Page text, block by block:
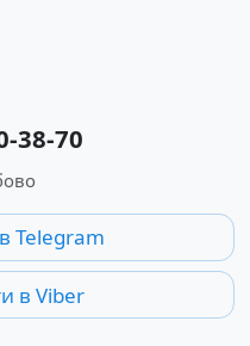
38-70
Telegram
в Viber